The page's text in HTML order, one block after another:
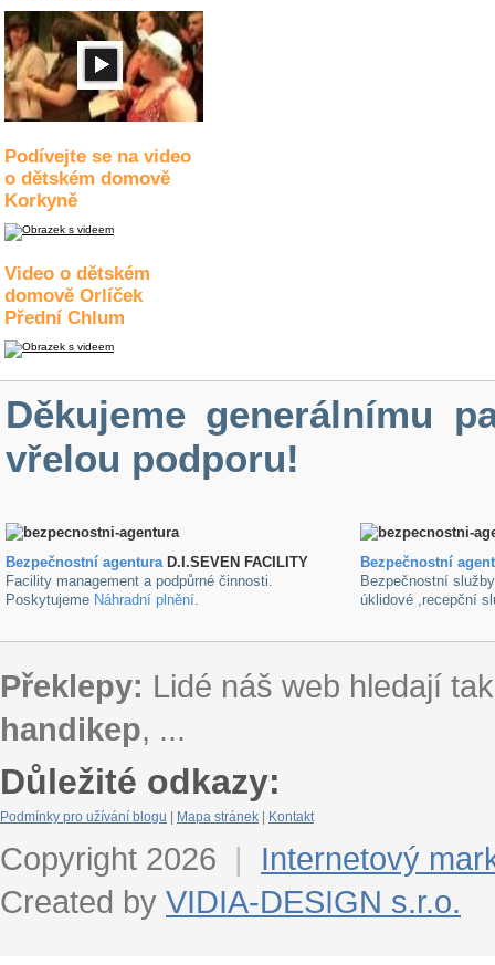
Podívejte se na video
o dětském domově
Korkyně
Video o dětském
domově Orlíček
Přední Chlum
Děkujeme generálnímu
vřelou podporu!
Bezpečnostní agenturaD.I.SEVEN FACILITY
Facility management a podpůrné činnosti.
Poskytujeme Náhradní plnění.
Bezpečnostní
Bezpečnostní
úklidové ,recepční
Překlepy: Lidé náš web hledají
handikep, ...
Důležité odkazy:
Podmínky pro užívání blogu Mapa stránek Kontakt
Copyright 2026 |
Internetový
Created by VIDIA-DESIGN s.r.o.